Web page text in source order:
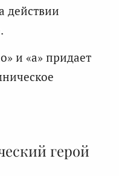
действии
и «а» придает
герой